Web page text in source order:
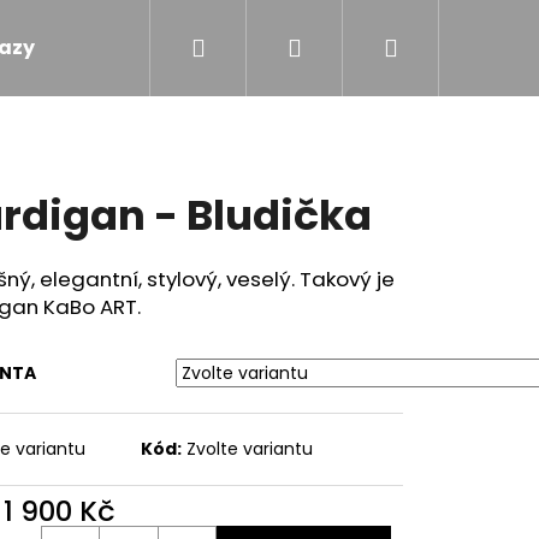
Obchodní podmínky Kontakty
Přihlášení
- Bludička
elegantní, stylový, veselý. Takový je
KaBo ART.
variantu Kód: Zvolte variantu
1 900 Kč
- MÁMENÍ